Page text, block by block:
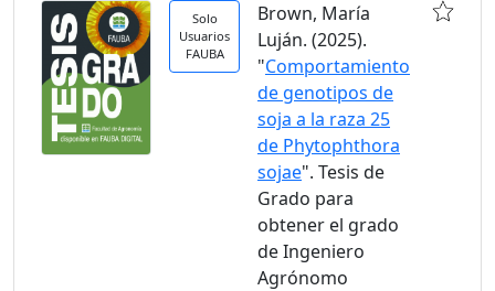
Solo
Usuarios
FAUBA
Brown, María
Luján. (2025).
"Comportamiento
de genotipos de
soja a la raza 25
de Phytophthora
sojae". Tesis de
Grado para
obtener el grado
de Ingeniero
Agrónomo